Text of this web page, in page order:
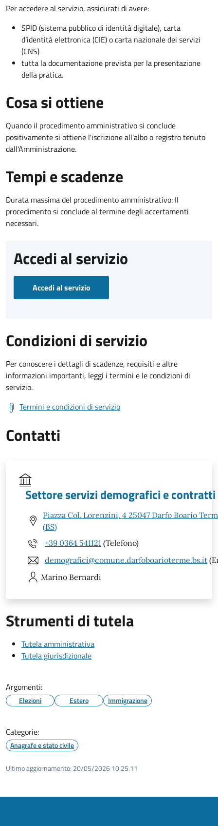
Per accedere al servizio, assicurati di avere:
SPID (sistema pubblico di identità digitale), carta
d’identità elettronica (CIE) o carta nazionale dei servizi
(CNS)
tutta la documentazione prevista per la presentazione
della pratica.
Cosa si ottiene
Quando il procedimento amministrativo si conclude
positivamente si ottiene l'iscrizione all'albo o registro tenuto
dall'Amministrazione.
Tempi e scadenze
Durata massima del procedimento amministrativo: Il
procedimento si conclude al termine degli accertamenti
necessari.
Accedi al servizio
Accedi al servizio
Condizioni di servizio
Per conoscere i dettagli di scadenze, requisiti e altre
informazioni importanti, leggi i termini e le condizioni di
servizio.
Termini e condizioni di servizio
Contatti
Settore servizi demografici e contratti
Piazza Col. Lorenzini, 4 25047 Darfo Boario
(BS)
+39 0364 541121 (Telefono)
demografici@comune.darfoboarioterme.bs.it
Marino Bernardi
Strumenti di tutela
Tutela amministrativa
Tutela giurisdizionale
Argomenti:
Elezioni Estero Immigrazione
Categorie:
Anagrafe e stato civile
Ultimo aggiornamento: 20/05/2026 10:25.11